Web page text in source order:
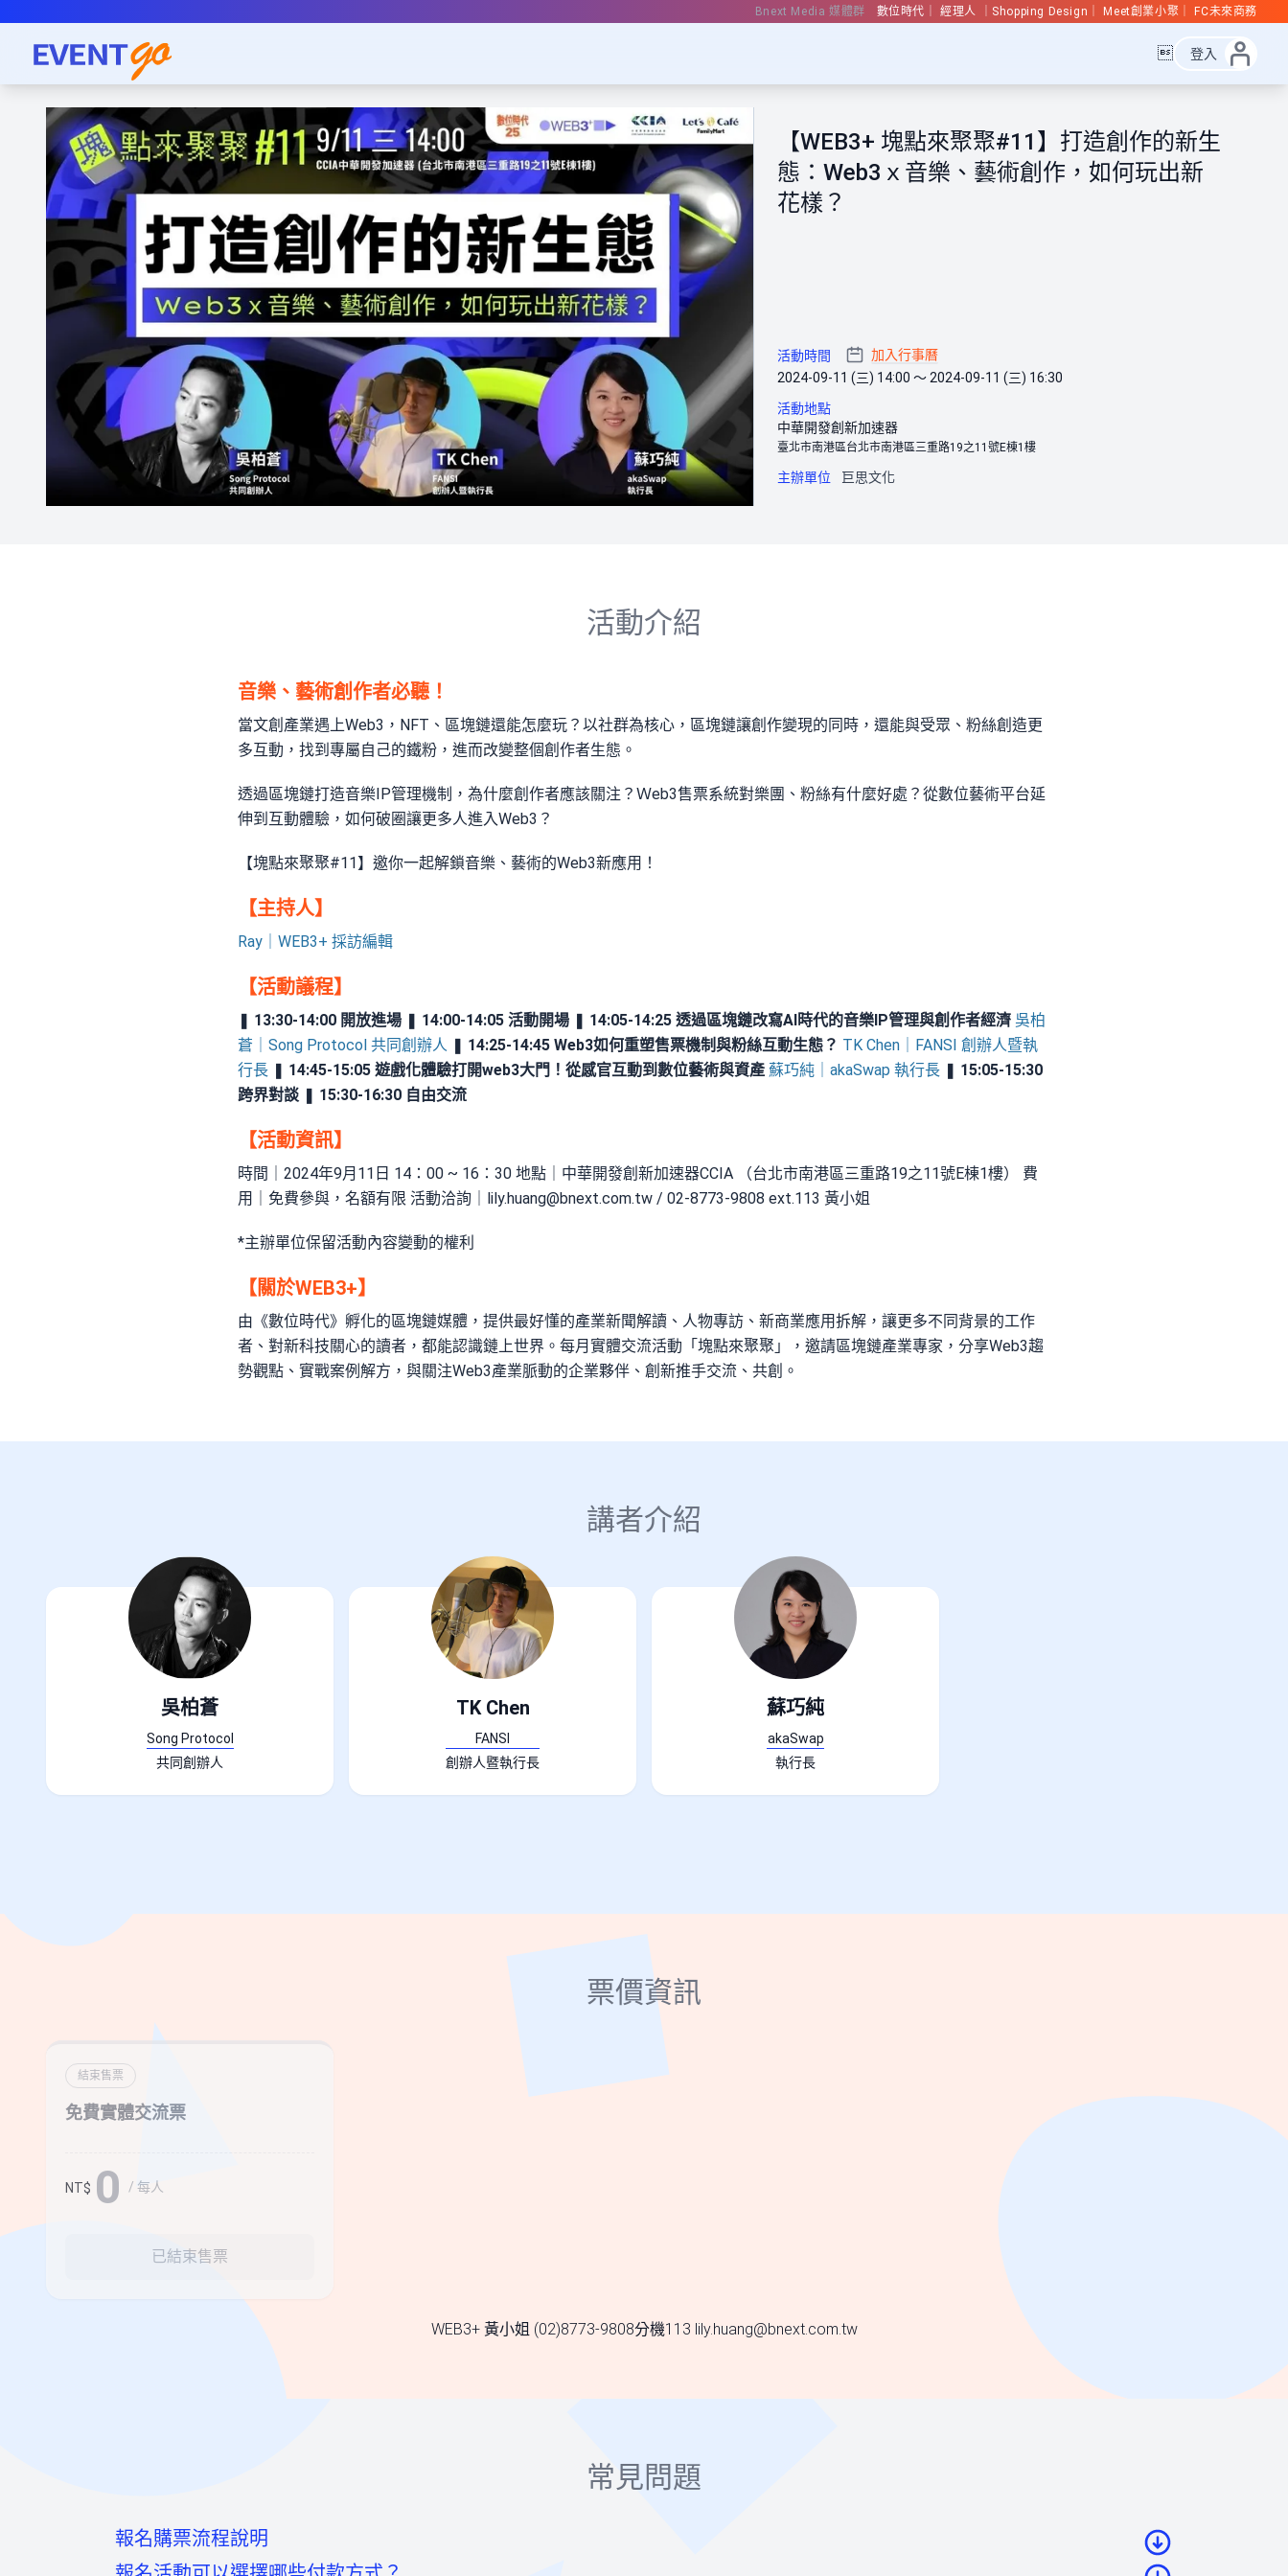
Bnext Media 媒體群 數位時代 經理人 Shopping Design Meet創業小聚 FC未來商務
 登入
【WEB3+ 塊點來聚聚#11】打造創作的新生
態：Web3ｘ音樂、藝術創作，如何玩出新
花樣？
活動時間
加入行事曆
2024-09-11 (三) 14:00 ～ 2024-09-11 (三) 16:30
活動地點
中華開發創新加速器
臺北市南港區台北市南港區三重路19之11號E棟1樓
主辦單位 巨思文化
活動介紹
音樂、藝術創作者必聽！
當文創產業遇上Web3，NFT、區塊鏈還能怎麼玩？以社群為核心，區塊鏈讓創作變現的同時，還能與受眾、粉絲創造更
多互動，找到專屬自己的鐵粉，進而改變整個創作者生態。
透過區塊鏈打造音樂IP管理機制，為什麼創作者應該關注？Ｗeb3售票系統對樂團、粉絲有什麼好處？從數位藝術平台延
伸到互動體驗，如何破圈讓更多人進入Web3？
【塊點來聚聚#11】邀你一起解鎖音樂、藝術的Web3新應用！
【主持人】
Ray｜WEB3+ 採訪編輯
【活動議程】
❚ 13:30-14:00 開放進場 ❚ 14:00-14:05 活動開場 ❚ 14:05-14:25 透過區塊鏈改寫AI時代的音樂IP管理與創作者經濟 吳柏
蒼｜Song Protocol 共同創辦人 ❚ 14:25-14:45 Web3如何重塑售票機制與粉絲互動生態？ TK Chen｜FANSI 創辦人暨執
行長 ❚ 14:45-15:05 遊戲化體驗打開web3大門！從感官互動到數位藝術與資產 蘇巧純｜akaSwap 執行長 ❚ 15:05-15:30
跨界對談 ❚ 15:30-16:30 自由交流
【活動資訊】
時間｜2024年9月11日 14：00 ~ 16：30 地點｜中華開發創新加速器CCIA （台北市南港區三重路19之11號E棟1樓） 費
用｜免費參與，名額有限 活動洽詢｜ lily.huang@bnext.com.tw / 02-8773-9808 ext.113 黃小姐
*主辦單位保留活動內容變動的權利
【關於WEB3+】
由《數位時代》孵化的區塊鏈媒體，提供最好懂的產業新聞解讀、人物專訪、新商業應用拆解，讓更多不同背景的工作
者、對新科技關心的讀者，都能認識鏈上世界。每月實體交流活動「塊點來聚聚」，邀請區塊鏈產業專家，分享Web3趨
勢觀點、實戰案例解方，與關注Web3產業脈動的企業夥伴、創新推手交流、共創。
講者介紹
吳柏蒼
Song Protocol
共同創辦人
TK Chen
FANSI
創辦人暨執行長
蘇巧純
akaSwap
執行長
票價資訊
結束售票
免費實體交流票
NT$ 0 / 每人
已結束售票
WEB3+ 黃小姐 (02)8773-9808分機113 lily.huang@bnext.com.tw
常見問題
報名購票流程說明